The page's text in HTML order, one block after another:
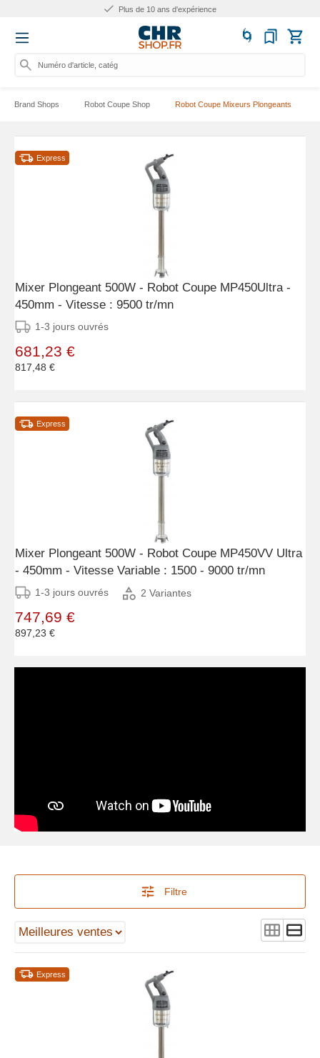
Plus de 25.000 produits
Numéro d'article, catégorie ou
Brand Shops Robot Coupe Shop Robot Coupe Mixeurs Plongeants
Express
Mixer Plongeant 500W - Robot Coupe MP450Ultra -
450mm - Vitesse : 9500 tr/mn
1-3 jours ouvrés
681,23 €
817,48 €
Express
Mixer Plongeant 500W - Robot Coupe MP450VV Ultra
- 450mm - Vitesse Variable : 1500 - 9000 tr/mn
1-3 jours ouvrés 2 Variantes
747,69 €
897,23 €
Filtre
Express